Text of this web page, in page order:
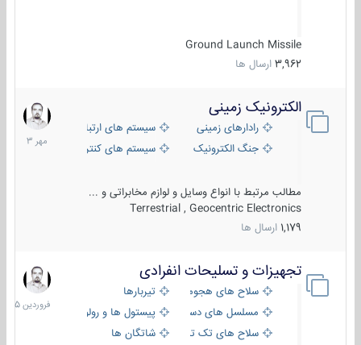
Ground Launch Missile
3,962 ارسال ها
الکترونیک زمینی
رادارهای زمینی
سیستم های ارتباطی و جمع آوری
جنگ الکترونیک
سیستم های کنترل آتش و تجهیزات
مطالب مرتبط با انواع وسایل و لوازم مخابراتی و ...
Terrestrial , Geocentric Electronics
1,179 ارسال ها
1
مهر
1403
تجهیزات و تسلیحات انفرادی
سلاح های هجومی
تیربارها
مسلسل های دستی
پیستول ها و رولورها
سلاح های تک تیر اندازیشاتگان ها
17
فروردین
1405